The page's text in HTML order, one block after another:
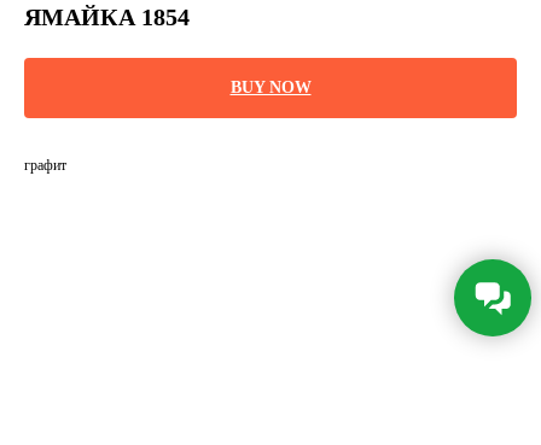
ЯМАЙКА 1854
BUY NOW
графит